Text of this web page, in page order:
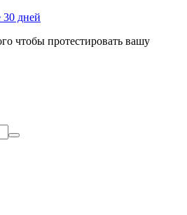
30 дней
чтобы протестировать вашу